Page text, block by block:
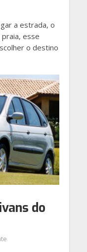
a estrada, o
esse
o destino
do